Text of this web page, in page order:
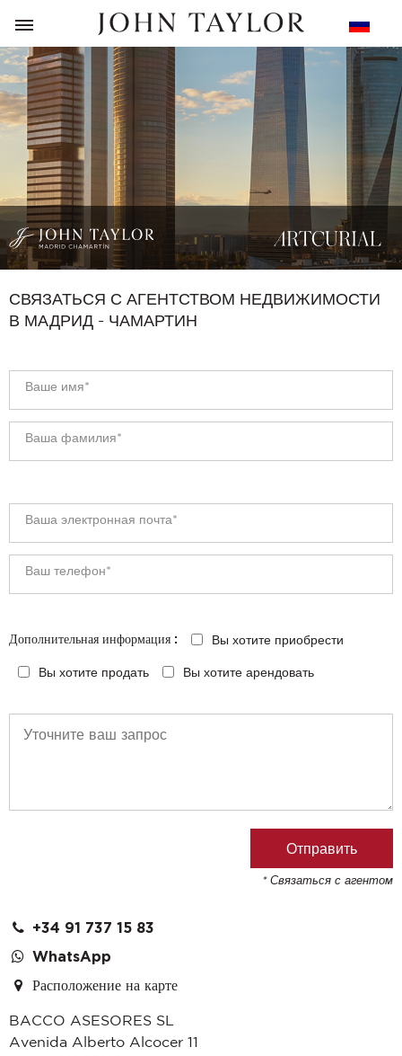
НАЗАД
СВЯЗАТЬСЯ С АГЕНТСТВОМ НЕДВИЖИМОСТИ
В МАДРИД - ЧАМАРТИН
Дополнительная информация : Вы хотите приобрести
Вы хотите продать Вы хотите арендовать
* Связаться с агентом
+34 91 737 15 83
WhatsApp
Расположение на карте
BACCO ASESORES SL
Avenida Alberto Alcocer 11